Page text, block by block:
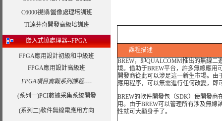
C6000視頻/圖像處理培訓班
TI達芬奇開發高級培訓班
嵌入式協處理器--FPGA
FPGA應用設計初級和中級班
FPGA應用設計高級班
FPGA項目實戰系列課程----
(系列一)PCI數據采集系統開發
(系列二)軟件無線電應用方向
課程描述
BREW，即QUALCOMM推出的無線二
境。借助于BREW平台，許多無線應用
開發商從此可以涉足這一新生市場。由
應用程序，可以無需進行任何改變，即
BREW的軟件開發包（SDK）使開發商
用。由于BREW可以管理所有涉及無線
性就可大顯身手了。